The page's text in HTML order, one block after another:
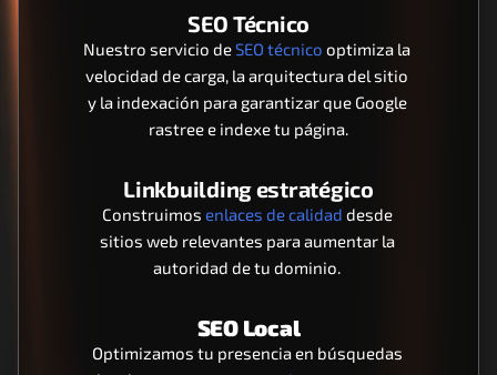
SEO Técnico
Nuestro servicio de SEO técnico optimiza la
velocidad de carga, la arquitectura del sitio
y la indexación para garantizar que Google
rastree e indexe tu página.
Linkbuilding estratégico
Construimos enlaces de calidad desde
sitios web relevantes para aumentar la
autoridad de tu dominio.
SEO Local
Optimizamos tu presencia en búsquedas